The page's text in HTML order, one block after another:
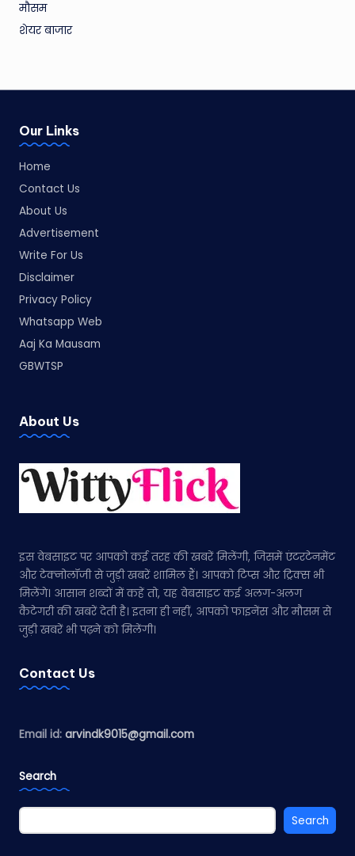
मौसम
शेयर बाजार
Our Links
Home
Contact Us
About Us
Advertisement
Write For Us
Disclaimer
Privacy Policy
Whatsapp Web
Aaj Ka Mausam
GBWTSP
About Us
इस वेबसाइट पर आपको कई तरह की खबरें मिलेंगी, जिसमें एंटरटेनमेंट
और टेक्नोलॉजी से जुड़ी खबरें शामिल हैं। आपको टिप्स और ट्रिक्स भी
मिलेंगे। आसान शब्दों में कहें तो, यह वेबसाइट कई अलग-अलग
कैटेगरी की खबरें देती है। इतना ही नहीं, आपको फाइनेंस और मौसम से
जुड़ी खबरें भी पढ़ने को मिलेंगी।
Contact Us
Email id: arvindk9015@gmail.com
Search
Search